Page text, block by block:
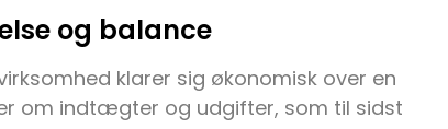
og balance
klarer sig økonomisk over en
om indtægter og udgifter, som til sidst